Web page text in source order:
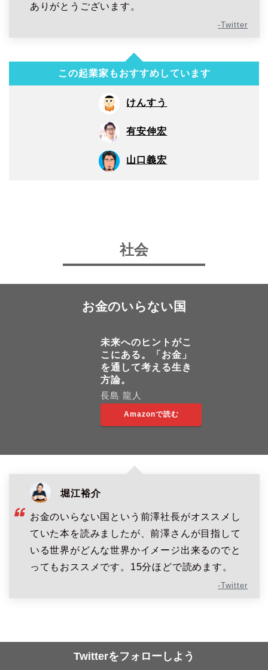
ありがとうございます。
-Twitter
この起業家もおすすめしています
けんすう
有安伸宏
山口義宏
社会
お金のいらない国
未来へのヒントがこ
こにある。「お金」
を通して考える生き
方論。
長島 龍人
Amazonで読む
堀江裕介
お金のいらない国という前澤社長がオススメし
ていた本を読みましたが、前澤さんが目指して
いる世界がどんな世界かイメージ出来るのでと
ってもおススメです。15分ほどで読めます。
-Twitter
Twitterをフォローしよう